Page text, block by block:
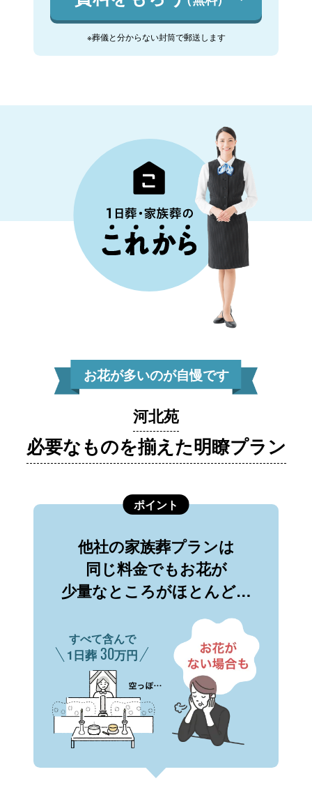
※葬儀と分からない封筒で郵送します
お花が多いのが自慢です
河北苑
必要なものを揃えた明瞭プラン
ポイント
他社の家族葬プランは
同じ料金でもお花が
少量なところがほとんど…
すべて含んで
1日葬 30万円